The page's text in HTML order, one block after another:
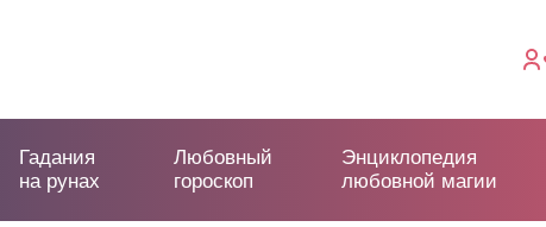
Гадания
на рунах
Любовный
гороскоп
Энциклопедия
любовной магии